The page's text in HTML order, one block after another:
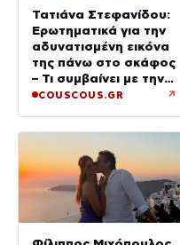
Τατιάνα Στεφανίδου:
Ερωτηματικά για την
αδυνατισμένη εικόνα
της πάνω στο σκάφος
– Τι συμβαίνει με την
υγεία της;
COUSCOUS.GR ↗